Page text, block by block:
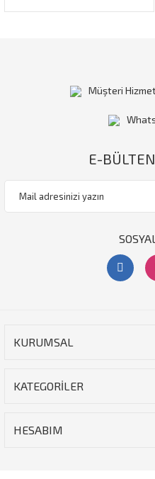
KURUMSAL
KATEGORİLER
HESABIM
Müşteri
E-